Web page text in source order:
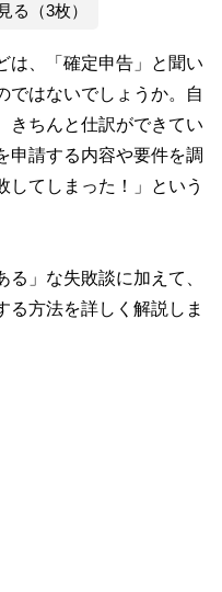
る（3枚）
は、「確定申告」と聞い
ではないでしょうか。自
きちんと仕訳ができてい
申請する内容や要件を調
してしまった！」という
」な失敗談に加えて、
る方法を詳しく解説しま